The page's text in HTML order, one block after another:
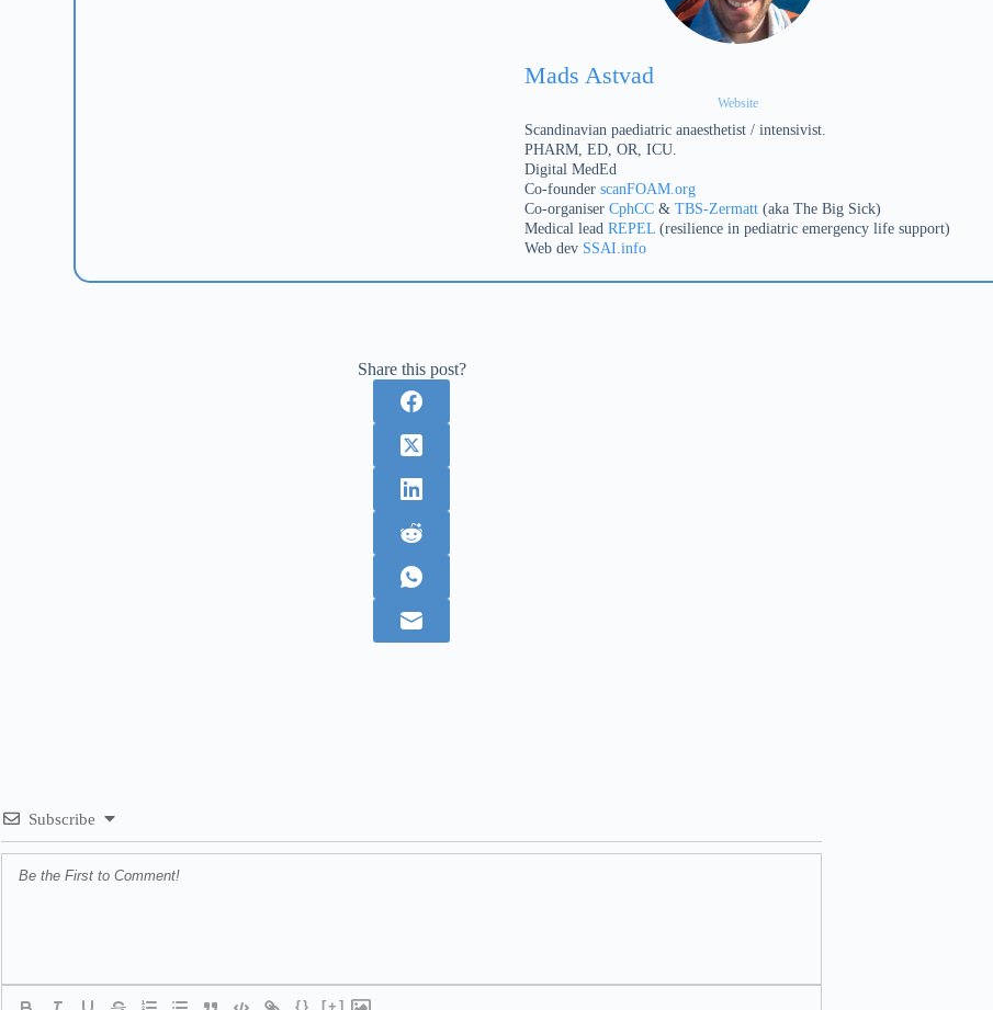
Mads Astvad
Website
Scandinavian paediatric anaesthetist / intensivist.
PHARM, ED, OR, ICU.
Digital MedEd
Co-founder scanFOAM.org
Co-organiser CphCC & TBS-Zermatt (aka The Big Sick)
Medical lead REPEL (resilience in pediatric emergency life support)
Web dev SSAI.info
Share this post?
Subscribe
{} [+]